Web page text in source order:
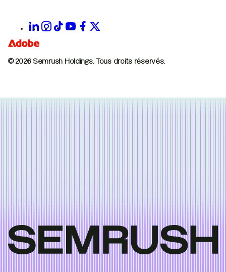
© 2026 Semrush Holdings. Tous droits réservés.